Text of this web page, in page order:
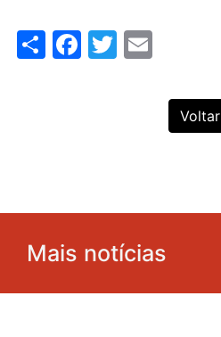
ShareFacebook
Twitter
Voltar
Mais notícias